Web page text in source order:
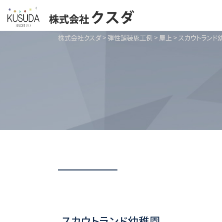
株式会社クスダ> 弾性舗装施工例 > 屋上 > スカウトランド